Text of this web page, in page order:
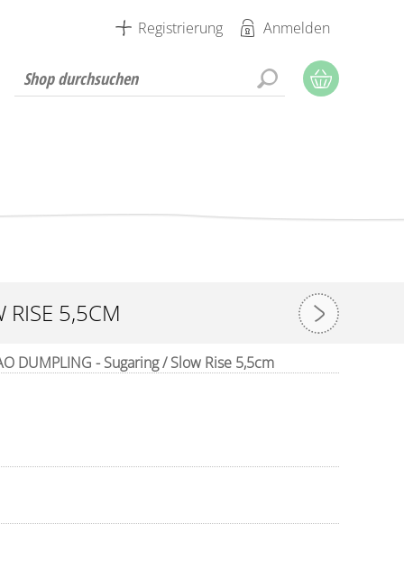
Registrierung Anmelden
RISE 5,5CM
DUMPLING - Sugaring / Slow Rise 5,5cm